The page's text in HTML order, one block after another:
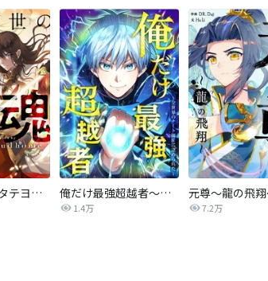
絶世の武魂【タテヨミ】 俺だけ最強超越者～全世界のチート師匠に認められた～【タテヨミ】
1.4万 7.2万